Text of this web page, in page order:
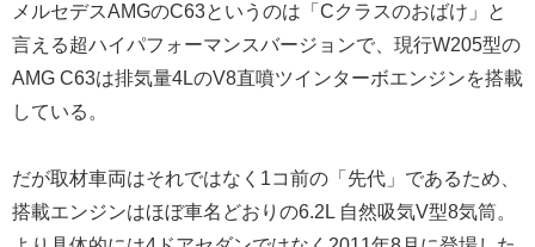
メルセデスAMGのC63というのは「Cクラスのおばけ」と
言える超ハイパフォーマンスバージョンで、現行W205型の
AMG C63は排気量4LのV8直噴ツインターボエンジンを搭載
している。
だが取材車両はそれではなく1コ前の「先代」であるため、
搭載エンジンはほぼ車名どおりの6.2L 自然吸気V型8気筒。